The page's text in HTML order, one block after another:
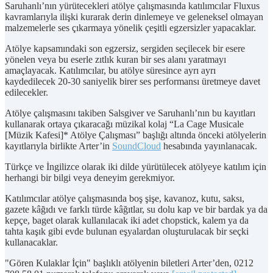
Saruhanlı’nın yürütecekleri atölye çalışmasında katılımcılar Fluxus
kavramlarıyla ilişki kurarak derin dinlemeye ve geleneksel olmayan
malzemelerle ses çıkarmaya yönelik çeşitli egzersizler yapacaklar.
Atölye kapsamındaki son egzersiz, sergiden seçilecek bir esere
yönelen veya bu eserle zıtlık kuran bir ses alanı yaratmayı
amaçlayacak. Katılımcılar, bu atölye süresince ayrı ayrı
kaydedilecek 20-30 saniyelik birer ses performansı üretmeye davet
edilecekler.
Atölye çalışmasını takiben Salsgiver ve Saruhanlı’nın bu kayıtları
kullanarak ortaya çıkaracağı müzikal kolaj “La Cage Musicale
[Müzik Kafesi]* Atölye Çalışması” başlığı altında önceki atölyelerin
kayıtlarıyla birlikte Arter’in SoundCloud hesabında yayınlanacak.
Türkçe ve İngilizce olarak iki dilde yürütülecek atölyeye katılım için
herhangi bir bilgi veya deneyim gerekmiyor.
Katılımcılar atölye çalışmasında boş şişe, kavanoz, kutu, saksı,
gazete kâğıdı ve farklı türde kâğıtlar, su dolu kap ve bir bardak ya da
kepçe, baget olarak kullanılacak iki adet chopstick, kalem ya da
tahta kaşık gibi evde bulunan eşyalardan oluşturulacak bir seçki
kullanacaklar.
"Gören Kulaklar İçin" başlıklı atölyenin biletleri Arter’den, 0212